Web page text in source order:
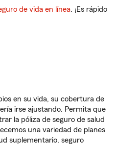
de vida en línea. ¡Es rápido
en su vida, su cobertura de
irse ajustando. Permita que
la póliza de seguro de salud
una variedad de planes
suplementario, seguro